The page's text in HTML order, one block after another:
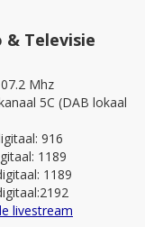
& Televisie
Mhz
5C (DAB lokaal
916
1189
1189
livestream